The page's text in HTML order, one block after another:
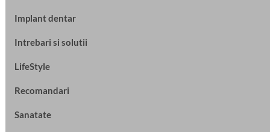
Implant dentar
Intrebari si solutii
LifeStyle
Recomandari
Sanatate